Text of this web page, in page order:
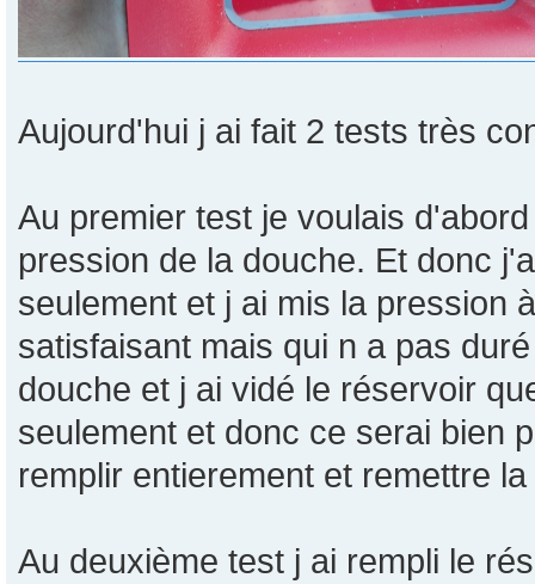
Aujourd'hui j ai fait 2 tests très
Au premier test je voulais
pression de la douche. Et donc
seulement et j ai mis la pression
satisfaisant mais qui n a pas
douche et j ai vidé le réservoir
seulement et donc ce serai bien
remplir entierement et remettre
Au deuxième test j ai rempli le